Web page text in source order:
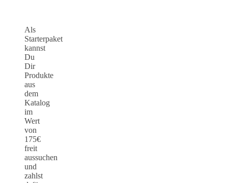
Als
Starterpaket
kannst
Du
Dir
Produkte
aus
dem
Katalog
im
Wert
von
175€
freit
aussuchen
und
zahlst